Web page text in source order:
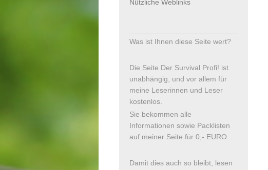
Nützliche Weblinks
Was ist Ihnen diese Seite wert?
Die Seite Der Survival Profi! ist
unabhängig, und vor allem für
meine Leserinnen und Leser
kostenlos.
Sie bekommen alle
Informationen sowie Packlisten
auf meiner Seite für 0,- EURO.
Damit dies auch so bleibt, lesen